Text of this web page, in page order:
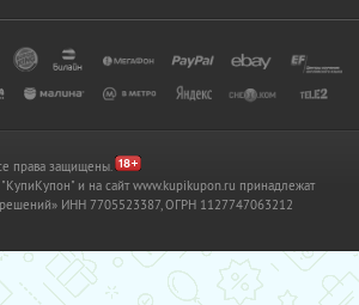
права защищены.
"КупиКупон" и на сайт www.kupikupon.ru принадлежат
решений» ИНН 7705523387, ОГРН 1127747063212